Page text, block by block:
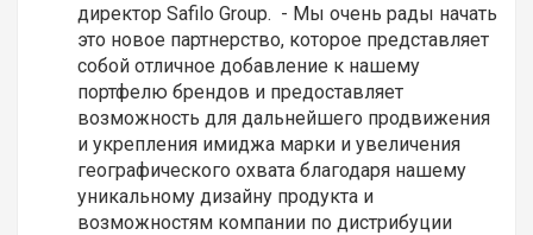
директор Safilo Group. - Мы очень рады начать
это новое партнерство, которое представляет
собой отличное добавление к нашему
портфелю брендов и предоставляет
возможность для дальнейшего продвижения
и укрепления имиджа марки и увеличения
географического охвата благодаря нашему
уникальному дизайну продукта и
возможностям компании по дистрибуции